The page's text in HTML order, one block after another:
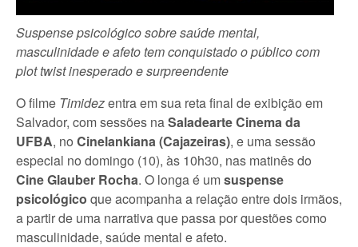
Suspense psicológico sobre saúde mental,
masculinidade e afeto tem conquistado o público com
plot twist inesperado e surpreendente
O filme Timidezentra em sua reta final de exibição em
Salvador, com sessões naSaladearte Cinema da
UFBA, no Cinelankiana (Cajazeiras), e uma sessão
especial no domingo (10), às 10h30, nas matinês do
Cine Glauber Rocha. O longa é umsuspense
psicológico que acompanha a relação entre dois irmãos,
a partir de uma narrativa que passa por questões como
masculinidade, saúde mental e afeto.